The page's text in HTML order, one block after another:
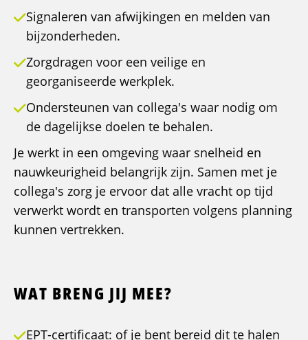
Signaleren van afwijkingen en melden van
bijzonderheden.
Zorgdragen voor een veilige en
georganiseerde werkplek.
Ondersteunen van collega's waar nodig om
de dagelijkse doelen te behalen.
Je werkt in een omgeving waar snelheid en
nauwkeurigheid belangrijk zijn. Samen met je
collega's zorg je ervoor dat alle vracht op tijd
verwerkt wordt en transporten volgens planning
kunnen vertrekken.
WAT BRENG JIJ MEE?
EPT-certificaat: of je bent bereid dit te halen